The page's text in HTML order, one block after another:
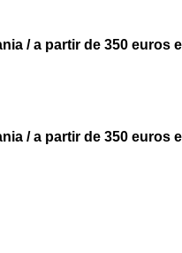
/ a partir de 350 euros
/ a partir de 350 euros